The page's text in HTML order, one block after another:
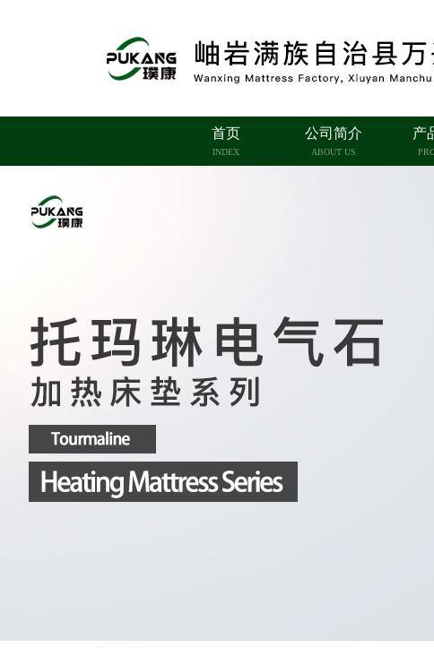
首页
INDEX
公司简介
ABOUT US
产